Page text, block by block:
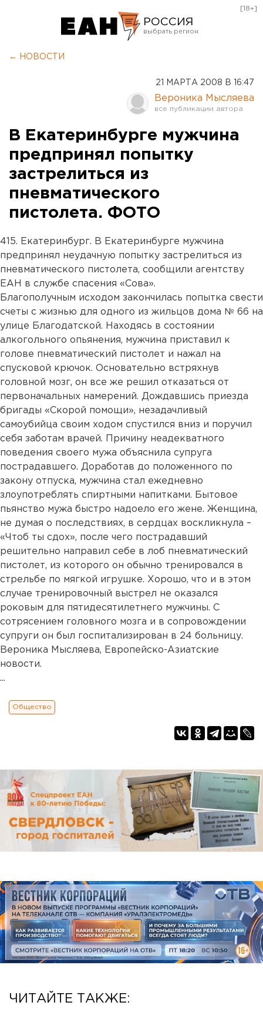
РОССИЯ
Оренбург
[18+]
← НОВОСТИ
21 МАРТА 2008 В 16:47
Вероника Мысляева
В Екатеринбурге мужчина
предпринял попытку
застрелиться из
пневматического
пистолета. ФОТО
415. Екатеринбург. В Екатеринбурге мужчина
предпринял неудачную попытку застрелиться из
пневматического пистолета, сообщили агентству
ЕАН в службе спасения «Сова».
Благополучным исходом закончилась попытка свести
счеты с жизнью для одного из жильцов дома № 66 на
улице Благодатской. Находясь в состоянии
алкогольного опьянения, мужчина приставил к
голове пневматический пистолет и нажал на
спусковой крючок. Основательно встряхнув
головной мозг, он все же решил отказаться от
первоначальных намерений. Дождавшись приезда
бригады «Скорой помощи», незадачливый
самоубийца своим ходом спустился вниз и поручил
себя заботам врачей. Причину неадекватного
поведения своего мужа объяснила супруга
пострадавшего. Доработав до положенного по
закону отпуска, мужчина стал ежедневно
злоупотреблять спиртными напитками. Бытовое
пьянство мужа быстро надоело его жене. Женщина,
не думая о последствиях, в сердцах воскликнула –
«Чтоб ты сдох», после чего пострадавший
решительно направил себе в лоб пневматический
пистолет, из которого он обычно тренировался в
стрельбе по мягкой игрушке. Хорошо, что и в этом
случае тренировочный выстрел не оказался
роковым для пятидесятилетнего мужчины. С
сотрясением головного мозга и в сопровождении
супруги он был госпитализирован в 24 больницу.
Вероника Мысляева, Европейско-Азиатские
новости.
...
Общество
ЧИТАЙТЕ ТАКЖЕ: